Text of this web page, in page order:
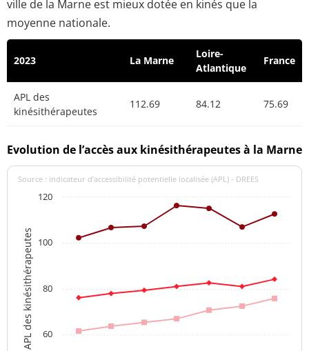
ville de la Marne est mieux dotée en kinés que la
moyenne nationale.
2023 La Marne
Loire-
Atlantique
France
APL des
kinésithérapeutes
112.69 84.12 75.69
Evolution de l’accès aux kinésithérapeutes à la Marne
APL des kinésithérapeutes
Source : indicateur d’accessibilité potentielle localisée (APL) - DREES
60
80
100
120